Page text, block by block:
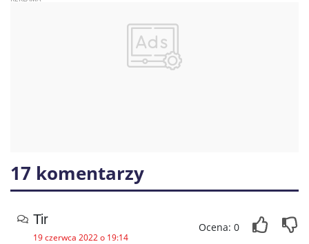
17 komentarzy
Tir
19 czerwca 2022 o 19:14
Ocena: 0